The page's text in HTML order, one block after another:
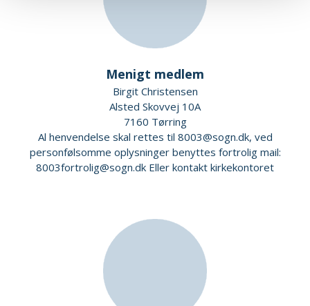
Menigt medlem
Birgit Christensen
Alsted Skovvej 10A
7160 Tørring
Al henvendelse skal rettes til 8003@sogn.dk, ved
personfølsomme oplysninger benyttes fortrolig mail:
8003fortrolig@sogn.dk Eller kontakt kirkekontoret